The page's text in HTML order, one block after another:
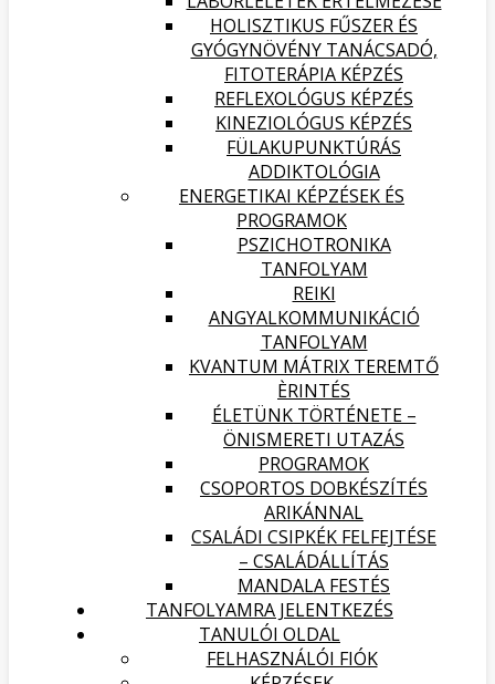
HOLISZTIKUS FŰSZER ÉS
GYÓGYNÖVÉNY TANÁCSADÓ,
FITOTERÁPIA KÉPZÉS
REFLEXOLÓGUS KÉPZÉS
KINEZIOLÓGUS KÉPZÉS
FÜLAKUPUNKTÚRÁS
ADDIKTOLÓGIA
ENERGETIKAI KÉPZÉSEK ÉS
PROGRAMOK
PSZICHOTRONIKA
TANFOLYAM
REIKI
ANGYALKOMMUNIKÁCIÓ
TANFOLYAM
KVANTUM MÁTRIX TEREMTŐ
ÈRINTÉS
ÉLETÜNK TÖRTÉNETE –
ÖNISMERETI UTAZÁS
PROGRAMOK
CSOPORTOS DOBKÉSZÍTÉS
ARIKÁNNAL
CSALÁDI CSIPKÉK FELFEJTÉSE
– CSALÁDÁLLÍTÁS
MANDALA FESTÉS
TANFOLYAMRA JELENTKEZÉS
TANULÓI OLDAL
FELHASZNÁLÓI FIÓK